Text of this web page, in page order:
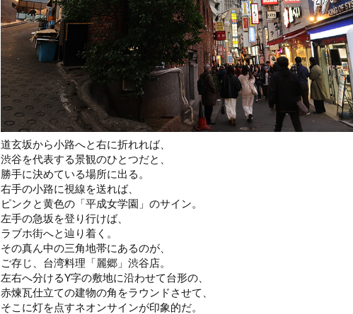
道玄坂から小路へと右に折れれば、
渋谷を代表する景観のひとつだと、
勝手に決めている場所に出る。
右手の小路に視線を送れば、
ピンクと黄色の「平成女学園」のサイン。
左手の急坂を登り行けば、
ラブホ街へと辿り着く。
その真ん中の三角地帯にあるのが、
ご存じ、台湾料理「麗郷」渋谷店。
左右へ分けるY字の敷地に沿わせて台形の、
赤煉瓦仕立ての建物の角をラウンドさせて、
そこに灯を点すネオンサインが印象的だ。